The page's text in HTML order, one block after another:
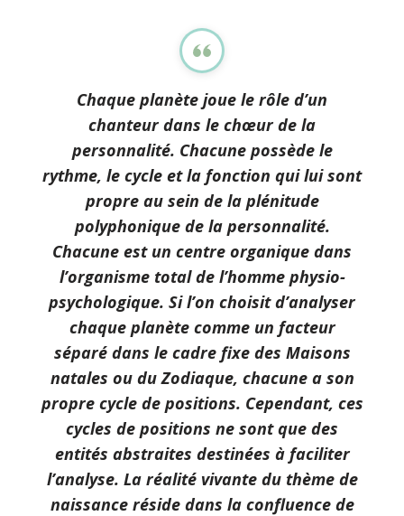
Chaque planète joue le rôle d’un
chanteur dans le chœur de la
personnalité. Chacune possède le
rythme, le cycle et la fonction qui lui sont
propre au sein de la plénitude
polyphonique de la personnalité.
Chacune est un centre organique dans
l’organisme total de l’homme physio-
psychologique. Si l’on choisit d’analyser
chaque planète comme un facteur
séparé dans le cadre fixe des Maisons
natales ou du Zodiaque, chacune a son
propre cycle de positions. Cependant, ces
cycles de positions ne sont que des
entités abstraites destinées à faciliter
l’analyse. La réalité vivante du thème de
naissance réside dans la confluence de